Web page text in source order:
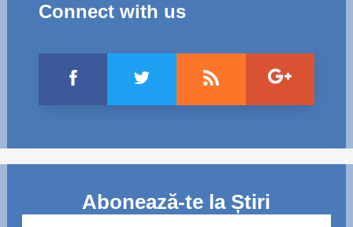
Connect with us
Abonează-te la Știri